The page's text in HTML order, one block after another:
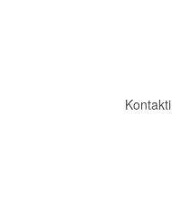
Kontakti